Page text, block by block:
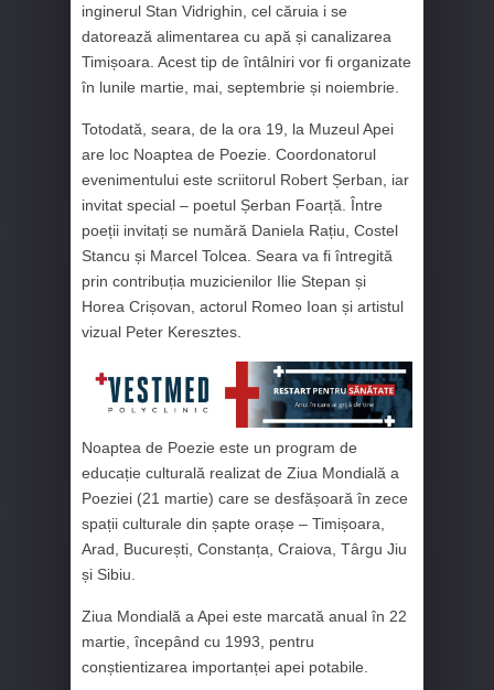
inginerul Stan Vidrighin, cel căruia i se
datorează alimentarea cu apă și canalizarea
Timișoara. Acest tip de întâlniri vor fi organizate
în lunile martie, mai, septembrie și noiembrie.
Totodată, seara, de la ora 19, la Muzeul Apei
are loc Noaptea de Poezie. Coordonatorul
evenimentului este scriitorul Robert Șerban, iar
invitat special – poetul Șerban Foarță. Între
poeții invitați se numără Daniela Rațiu, Costel
Stancu și Marcel Tolcea. Seara va fi întregită
prin contribuția muzicienilor Ilie Stepan și
Horea Crișovan, actorul Romeo Ioan și artistul
vizual Peter Keresztes.
Noaptea de Poezie este un program de
educație culturală realizat de Ziua Mondială a
Poeziei (21 martie) care se desfășoară în zece
spații culturale din șapte orașe – Timișoara,
Arad, București, Constanța, Craiova, Târgu Jiu
și Sibiu.
Ziua Mondială a Apei este marcată anual în 22
martie, începând cu 1993, pentru
conștientizarea importanței apei potabile.